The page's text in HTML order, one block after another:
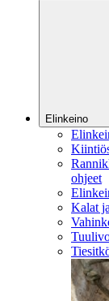
Elinkeino
ohjeet
Kalat